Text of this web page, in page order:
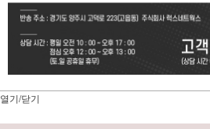
열기/닫기